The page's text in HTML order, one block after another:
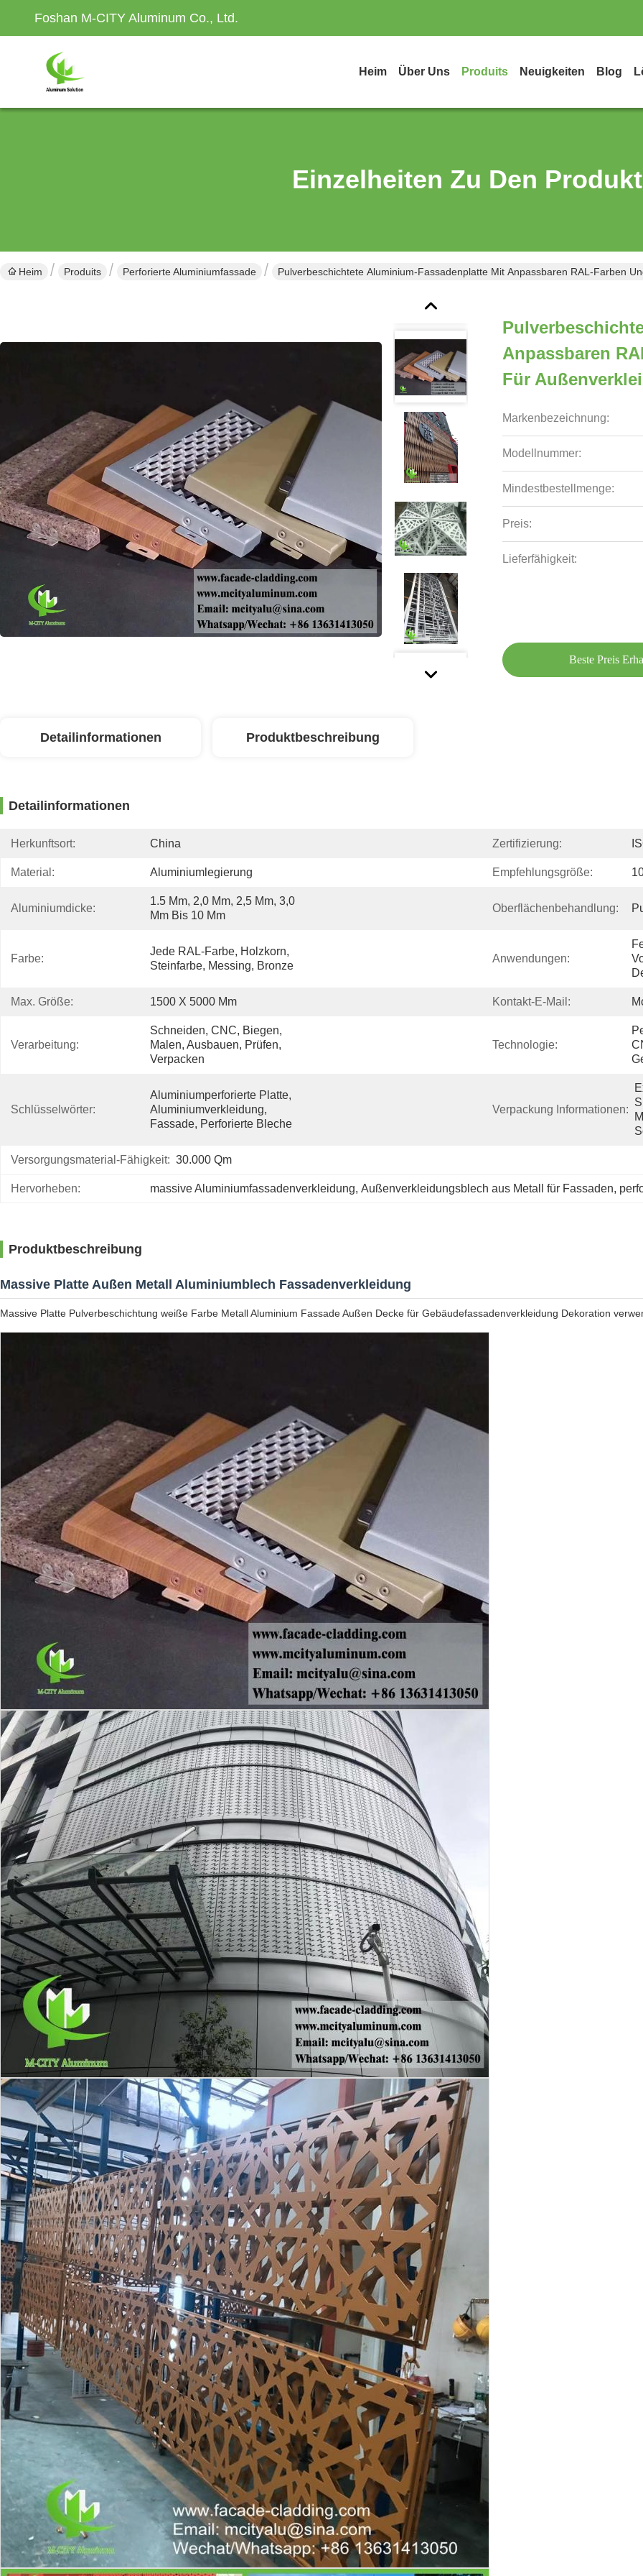
Foshan M-CITY Aluminum Co., Ltd.
Heim Über Uns Produits Neuigkeiten Blog
Einzelheiten Zu Den
Heim Produits Perforierte Aluminiumfassade Pulverbeschichtete Aluminium-Fassadenplatte Mit Anpassbaren RAL-Farben
Anpassbaren
Für
Markenbezeichnung:
Modellnummer:
Mindestbestellmenge:
Preis:
Lieferfähigkeit:
Beste Preis
Detailinformationen Produktbeschreibung
Detailinformationen
Herkunftsort: China Zertifizierung:
Material: Aluminiumlegierung Empfehlungsgröße:
Aluminiumdicke:
1.5 Mm, 2,0 Mm, 2,5 Mm, 3,0
Mm Bis 10 Mm
Oberflächenbehandlung:
Farbe:
Jede RAL-Farbe, Holzkorn,
Steinfarbe, Messing, Bronze
Anwendungen:
Max. Größe: 1500 X 5000 Mm Kontakt-E-Mail:
Verarbeitung:
Schneiden, CNC, Biegen,
Malen, Ausbauen, Prüfen,
Verpacken
Technologie:
Schlüsselwörter:
Aluminiumperforierte Platte,
Aluminiumverkleidung,
Fassade, Perforierte Bleche
Verpackung Informationen:
Versorgungsmaterial-Fähigkeit: 30.000 Qm
Hervorheben: massive Aluminiumfassadenverkleidung, Außenverkleidungsblech aus Metall für Fassaden,
Produktbeschreibung
Massive Platte Außen Metall Aluminiumblech Fassadenverkleidung
Massive Platte Pulverbeschichtung weiße Farbe Metall Aluminium Fassade Außen Decke für Gebäudefassadenverkleidung Dekoration